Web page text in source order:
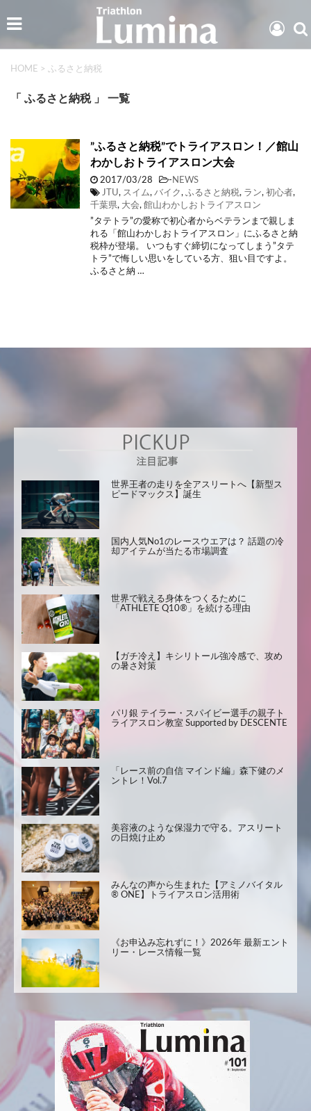
HOME > ふるさと納税
「 ふるさと納税 」 一覧
”ふるさと納税”でトライアスロン！／館山
わかしおトライアスロン大会
2017/03/28 - NEWS
JTU, スイム, バイク, ふるさと納税, ラン, 初心者,
千葉県, 大会, 館山わかしおトライアスロン
”タテトラ”の愛称で初心者からベテランまで親しま
れる「館山わかしおトライアスロン」にふるさと納
税枠が登場。 いつもすぐ締切になってしまう”タテ
トラ”で悔しい思いをしている方、狙い目ですよ。
ふるさと納 …
世界王者の走りを全アスリートへ【新型ス
ピードマックス】誕生
国内人気No1のレースウエアは？ 話題の冷
却アイテムが当たる市場調査
世界で戦える身体をつくるために
「ATHLETE Q10®」を続ける理由
【ガチ冷え】キシリトール強冷感で、攻め
の暑さ対策
パリ銀 テイラー・スパイビー選手の親子ト
ライアスロン教室 Supported by DESCENTE
「レース前の自信 マインド編」森下健のメ
ントレ！Vol.7
美容液のような保湿力で守る。アスリート
の日焼け止め
みんなの声から生まれた【アミノバイタル
® ONE】トライアスロン活用術
《お申込み忘れずに！》2026年 最新エント
リー・レース情報一覧